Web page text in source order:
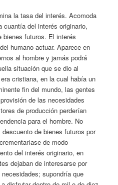
la tasa del interés. Acomoda
del interés originario,
bienes futuros. El interés
humano actuar. Aparece en
al hombre y jamás podrá
situación que se dio al
cristiana, en la cual había un
fin del mundo, las gentes
de las necesidades
de producción perderían
para el hombre. No
de bienes futuros por
de modo
del interés originario, en
dejaban de interesarse por
supondría que